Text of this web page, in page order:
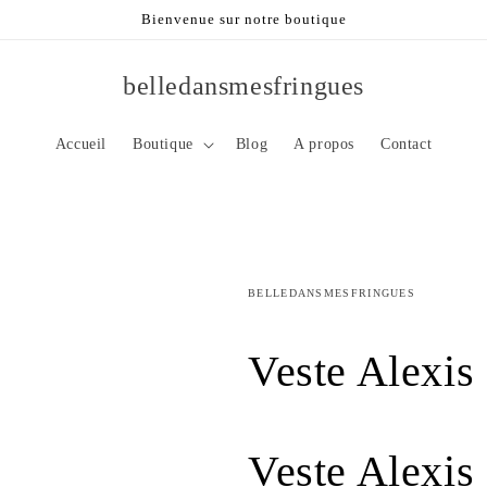
Bienvenue sur notre boutique
belledansmesfringues
Accueil Boutique Blog A propos Contact
BELLEDANSMESFRINGUES
Veste Alexis
Veste Alexis